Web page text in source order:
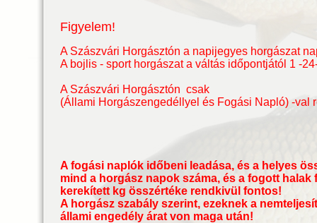
Figyelem!
A Szászvári Horgásztón a napijegyes horgászat
A bojlis - sport horgászat a váltás időpontjától 1 -
A Szászvári Horgásztón csak
(Állami Horgászengedéllyel és Fogási Napló) -val
A fogási naplók időbeni leadása, és a helyes
mind a horgász napok száma, és a fogott
kerekített kg összértéke rendkivül fontos!
A horgász szabály szerint, ezeknek a
állami engedély árat von maga után!